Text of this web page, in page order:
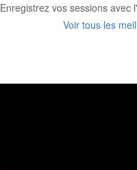
Enregistrez vos sessions
Voir tous les